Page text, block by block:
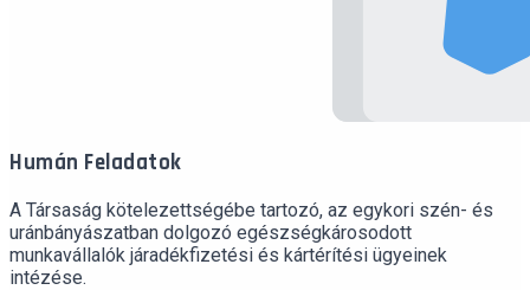
Humán Feladatok
A Társaság kötelezettségébe tartozó, az egykori szén- és
uránbányászatban dolgozó egészségkárosodott
munkavállalók járadékfizetési és kártérítési ügyeinek
intézése.